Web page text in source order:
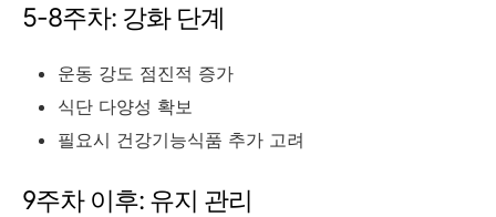
5-8주차: 강화 단계
운동 강도 점진적 증가
식단 다양성 확보
필요시 건강기능식품 추가 고려
9주차 이후: 유지 관리